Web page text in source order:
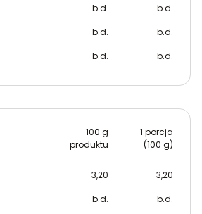
b.d.
b.d.
b.d.
b.d.
b.d. b.d.
100 g
produktu
1 porcja
(100 g)
3,20
3,20
b.d.
b.d.